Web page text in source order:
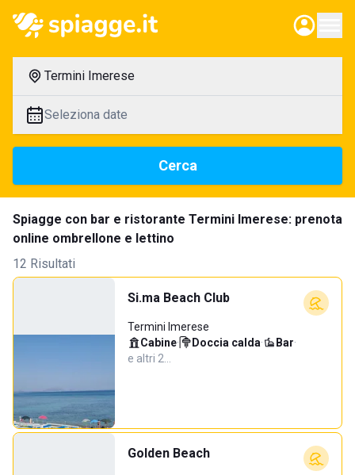
Termini Imerese
Seleziona date
Cerca
Spiagge con bar e ristorante Termini Imerese: prenota
online ombrellone e lettino
12 Risultati
Si.ma Beach Club
Termini Imerese
Cabine· Doccia calda· Bar·
e altri 2…
Golden Beach